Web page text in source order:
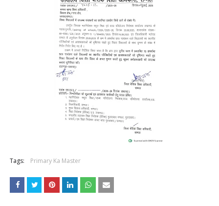
Tags: Primary Ka Master